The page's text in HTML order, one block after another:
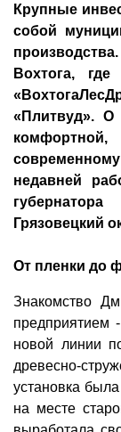
Крупные
собой
Вохтога, где
«Плитвуд». О
недавней
Грязовецкий
От пленки до
Знакомство
предприятием
новой линии
древесно-
установка
на месте